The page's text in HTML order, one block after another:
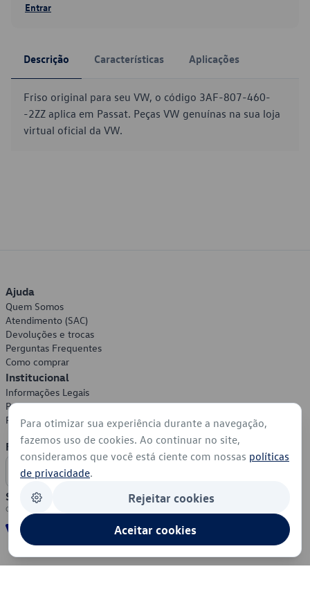
Entrar
Descrição Características Aplicações
Friso original para seu VW, o código 3AF-807-460-
-2ZZ aplica em Passat. Peças VW genuínas na sua loja
virtual oficial da VW.
Ajuda
Quem Somos
Atendimento (SAC)
Devoluções e trocas
Perguntas Frequentes
Como comprar
Institucional
Informações Legais
Política de Privacidade
Política de Cookies
Formas de Pagamento
Segurança
Para otimizar sua experiência durante a navegação,
fazemos uso de cookies. Ao continuar no site,
consideramos que você está ciente com nossas políticas
de privacidade.
Rejeitar cookies
Aceitar cookies